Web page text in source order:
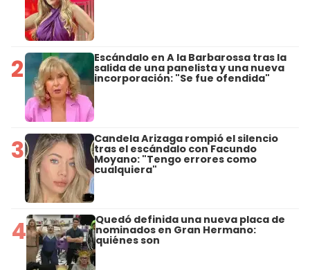
2 Escándalo en A la Barbarossa tras la
salida de una panelista y una nueva
incorporación: "Se fue ofendida"
3 Candela Arizaga rompió el silencio
tras el escándalo con Facundo
Moyano: "Tengo errores como
cualquiera"
4 Quedó definida una nueva placa de
nominados en Gran Hermano:
quiénes son